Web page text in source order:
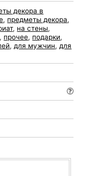
декора в
, предметы декора,
, на стены,
, прочее, подарки,
, для мужчин, для